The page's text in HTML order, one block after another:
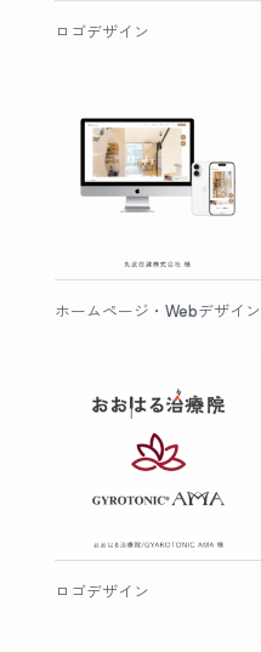
ロゴデザイン
ホームページ・Webデザイン
ロゴデザイン